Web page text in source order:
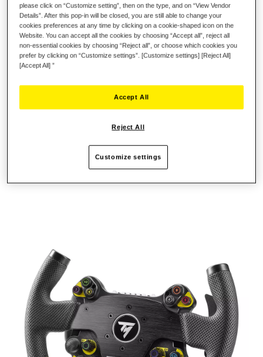
DOMINEER HET ASFALT. BEPAAL UW
EIGEN REGELS.
"U"-vormig stuur (31 cm in diameter) gewikkeld in geperforeerd
kunstleer met korte Mag-Shift-schakelflippers. Bepaal uw eigen
naaf: combineer sturen en schakelflippers van verschillende
please click on “Customize setting”, then on the type, and on “View Vendor
Details”. After this pop-in will be closed, you are still able to change your
cookies preferences at any time by clicking on a cookie-shaped icon on the
Website. You can accept all the cookies by choosing “Accept all”, reject all
non-essential cookies by choosing “Reject all”, or choose which cookies you
prefer by clicking on “Customize settings”. [Customize settings] [Reject All]
[Accept All] ”
Reject All
Accept All
Customize settings